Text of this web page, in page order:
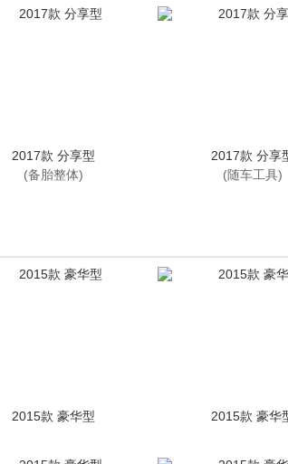
2017款 分享型
(备胎整体)
2017款 分享
(随车工具)
2015款 豪华型 2015款 豪华